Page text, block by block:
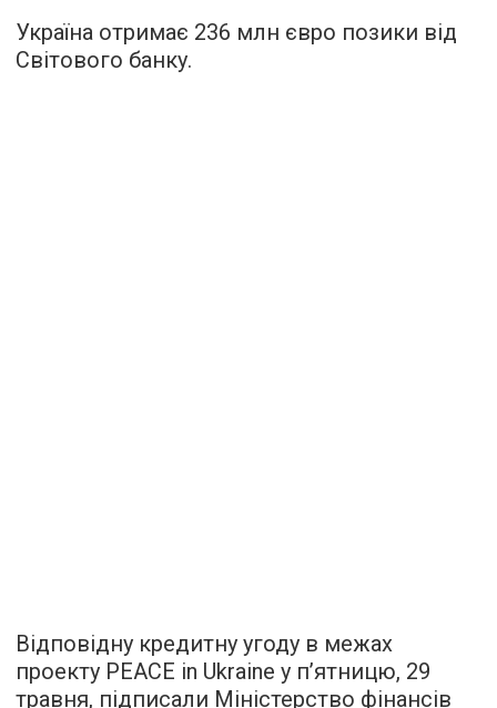
Україна отримає 236 млн євро позики від
Світового банку.
Відповідну кредитну угоду в межах
проекту PEACE in Ukraine у п’ятницю, 29
травня, підписали Міністерство фінансів